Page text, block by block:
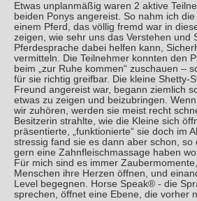
Etwas unplanmäßig waren 2 aktive
beiden Ponys angereist. So nahm ich
einem Pferd, das völlig fremd war in
zeigen, wie sehr uns das Verstehen und
Pferdesprache dabei helfen kann,
vermitteln. Die Teilnehmer konnten den
beim „zur Ruhe kommen“ zuschauen –
für sie richtig greifbar. Die kleine Shetty-
Freund angereist war, begann ziemlich
etwas zu zeigen und beizubringen.
wir zuhören, werden sie meist recht
Besitzerin strahlte, wie die Kleine sich
präsentierte, „funktionierte“ sie doch im
stressig fand sie es dann aber schon, so
gern eine Zahnfleischmassage haben
Für mich sind es immer
Menschen ihre Herzen öffnen, und
Level begegnen. Horse Speak® - die
sprechen, öffnet eine Ebene, die vorher